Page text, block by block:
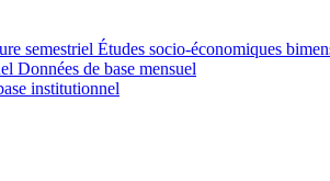
semestriel Études socio-économiques
Données de base mensuel
institutionnel